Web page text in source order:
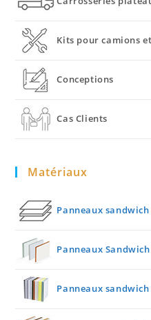
Kits pour camions
Conceptions
Cas Clients
Matériaux
Panneaux
Panneaux Sandwich
Panneaux sandwich